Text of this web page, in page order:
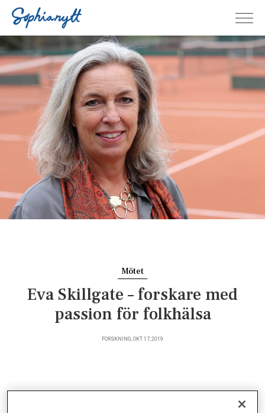
Mötet
Eva Skillgate – forskare med
passion för folkhälsa
FORSKNING, OKT 17, 2019